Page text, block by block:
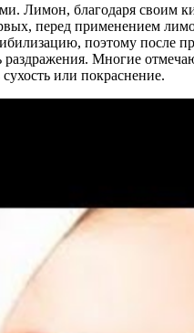
Лимон, благодаря своим
перед применением
поэтому после
Многие
или покраснение.